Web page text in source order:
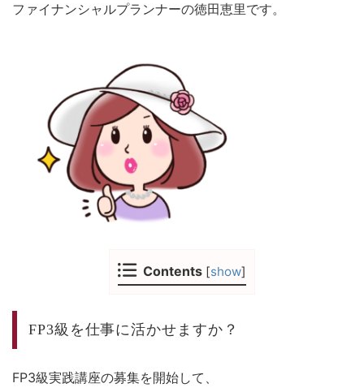
ファイナンシャルプランナーの徳田恵里です。
Contents [show]
FP3級を仕事に活かせますか？
FP3級実践講座の募集を開始して、